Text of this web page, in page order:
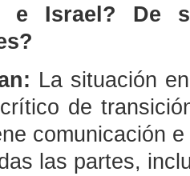
e Israel? De
La situación
de
comunicación
las partes,